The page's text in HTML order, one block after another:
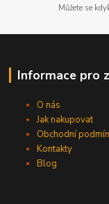
Můžete se
Informace pro
O nás
Jak nakupovat
Obchodní
Kontakty
Blog